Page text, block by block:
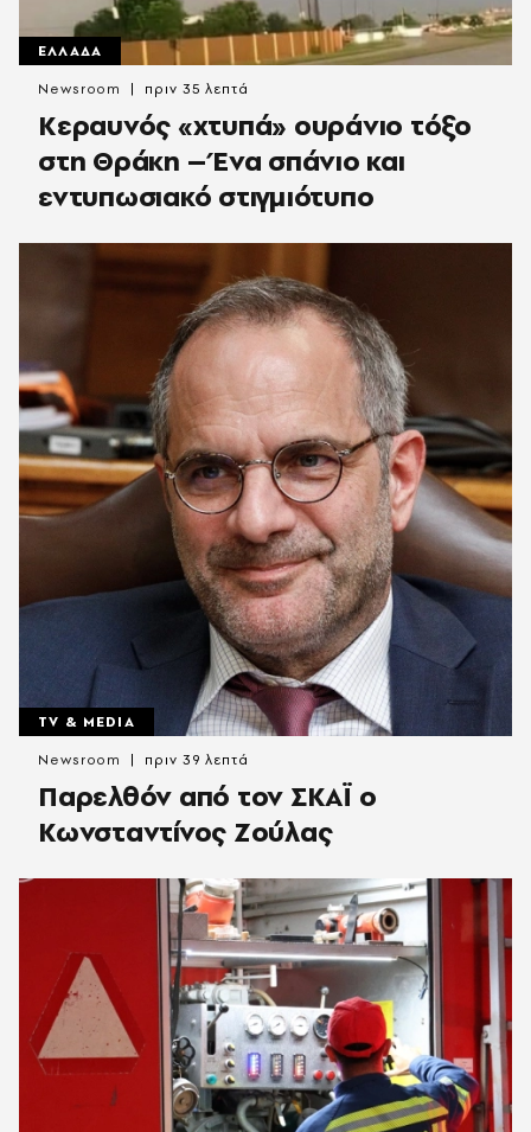
ΕΛΛΑΔΑ
Κεραυνός «χτυπά» ουράνιο τόξο
στη Θράκη – Ένα σπάνιο και
εντυπωσιακό στιγμιότυπο
Newsroom πριν 35 λεπτά
TV & MEDIA
Παρελθόν από τον ΣΚΑΪ ο
Κωνσταντίνος Ζούλας
Newsroom πριν 39 λεπτά